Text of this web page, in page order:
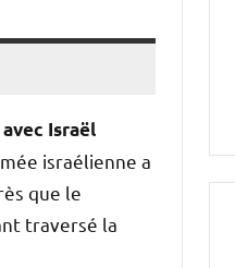
Israël
israélienne a
que le
traversé la